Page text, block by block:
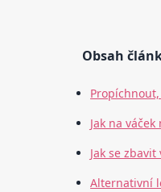
Obsah
Jak na
Jak se
Alternativní